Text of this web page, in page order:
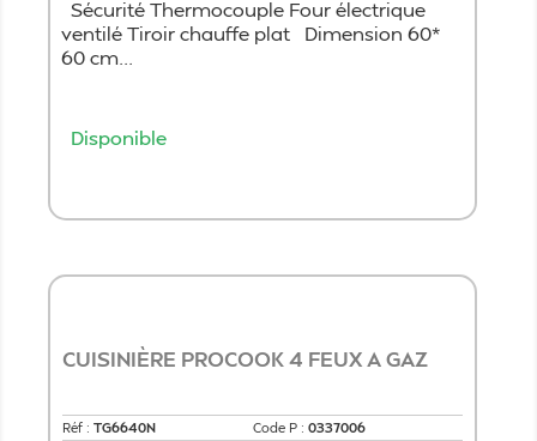
Sécurité Thermocouple Four électrique
ventilé Tiroir chauffe plat Dimension 60*
60 cm...
Disponible
CUISINIÈRE PROCOOK 4 FEUX A GAZ
Réf : TG6640N Code P : 0337006